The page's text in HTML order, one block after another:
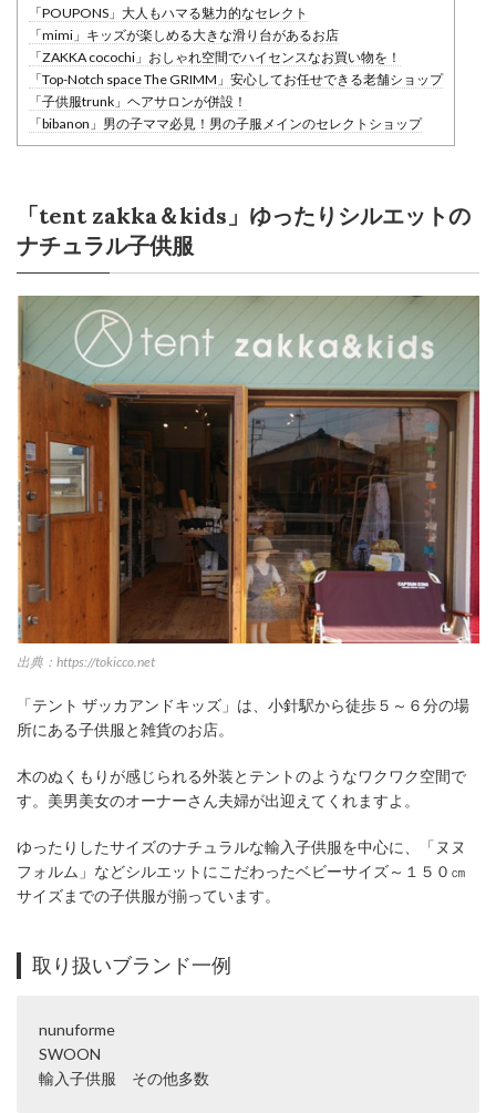
「POUPONS」大人もハマる魅力的なセレクト
「mimi」キッズが楽しめる大きな滑り台があるお店
「ZAKKA cocochi」おしゃれ空間でハイセンスなお買い物を！
「Top-Notch space The GRIMM」安心してお任せできる老舗ショップ
「子供服trunk」ヘアサロンが併設！
「bibanon」男の子ママ必見！男の子服メインのセレクトショップ
「tent zakka＆kids」ゆったりシルエットの
ナチュラル子供服
出典：https://tokicco.net
「テント ザッカアンドキッズ」は、小針駅から徒歩５～６分の場
所にある子供服と雑貨のお店。
木のぬくもりが感じられる外装とテントのようなワクワク空間で
す。美男美女のオーナーさん夫婦が出迎えてくれますよ。
ゆったりしたサイズのナチュラルな輸入子供服を中心に、「ヌヌ
フォルム」などシルエットにこだわったベビーサイズ～１５０㎝
サイズまでの子供服が揃っています。
取り扱いブランド一例
nunuforme
SWOON
輸入子供服 その他多数